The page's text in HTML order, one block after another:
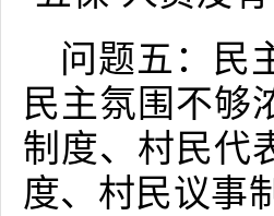
问题五：民
民主氛围不够
制度、村民代
度、村民议事